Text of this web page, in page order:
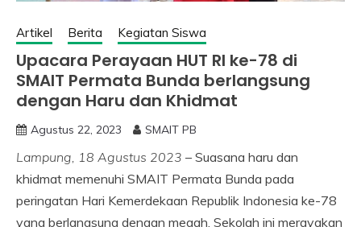
Artikel Berita Kegiatan Siswa
Upacara Perayaan HUT RI ke-78 di
SMAIT Permata Bunda berlangsung
dengan Haru dan Khidmat
Agustus 22, 2023 SMAIT PB
Lampung, 18 Agustus 2023 – Suasana haru dan
khidmat memenuhi SMAIT Permata Bunda pada
peringatan Hari Kemerdekaan Republik Indonesia ke-78
yang berlangsung dengan megah. Sekolah ini merayakan